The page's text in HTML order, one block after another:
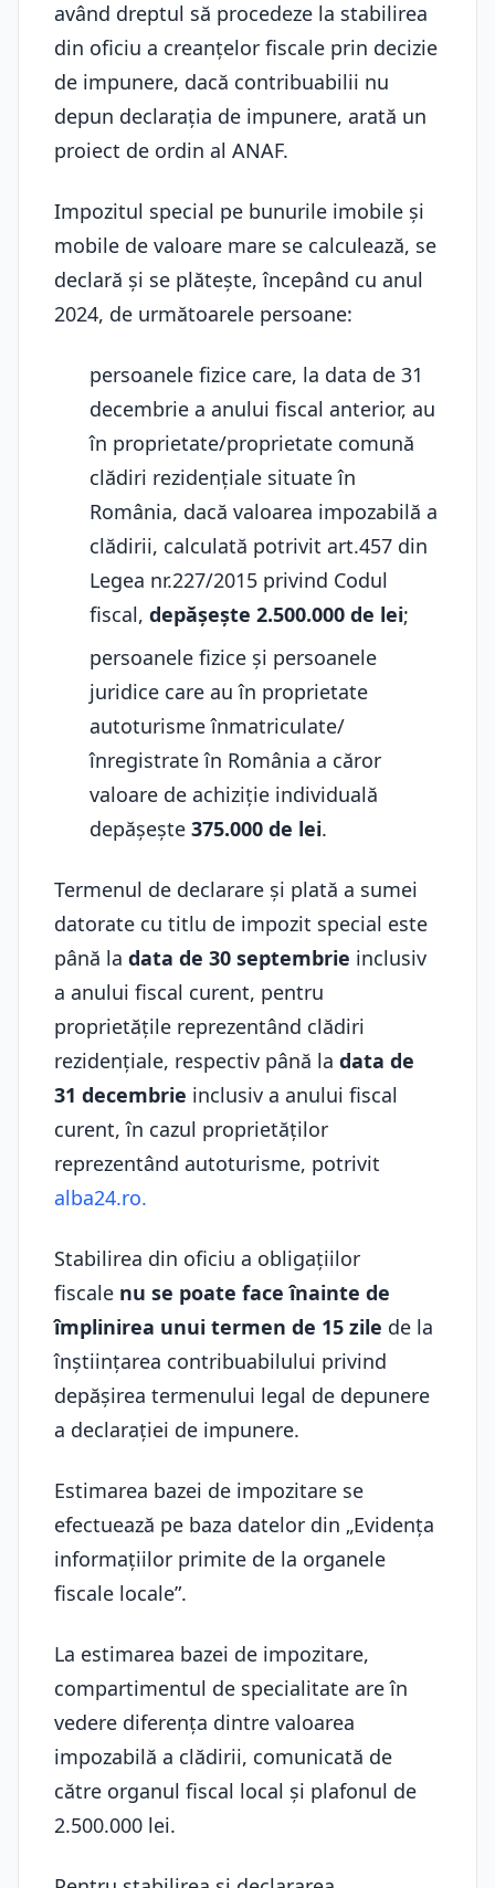
având dreptul să procedeze la stabilirea
din oficiu a creanțelor fiscale prin decizie
de impunere, dacă contribuabilii nu
depun declarația de impunere, arată un
proiect de ordin al ANAF.
Impozitul special pe bunurile imobile și
mobile de valoare mare se calculează, se
declară și se plătește, începând cu anul
2024, de următoarele persoane:
persoanele fizice care, la data de 31
decembrie a anului fiscal anterior, au
în proprietate/proprietate comună
clădiri rezidențiale situate în
România, dacă valoarea impozabilă a
clădirii, calculată potrivit art.457 din
Legea nr.227/2015 privind Codul
fiscal, depășește 2.500.000 de lei;
persoanele fizice și persoanele
juridice care au în proprietate
autoturisme înmatriculate/
înregistrate în România a căror
valoare de achiziție individuală
depășește 375.000 de lei.
Termenul de declarare și plată a sumei
datorate cu titlu de impozit special este
până la data de 30 septembrie inclusiv
a anului fiscal curent, pentru
proprietățile reprezentând clădiri
rezidențiale, respectiv până la data de
31 decembrie inclusiv a anului fiscal
curent, în cazul proprietăților
reprezentând autoturisme, potrivit
alba24.ro.
Stabilirea din oficiu a obligaţiilor
fiscale nu se poate face înainte de
împlinirea unui termen de 15 zile de la
înştiinţarea contribuabilului privind
depăşirea termenului legal de depunere
a declaraţiei de impunere.
Estimarea bazei de impozitare se
efectuează pe baza datelor din „Evidența
informațiilor primite de la organele
fiscale locale”.
La estimarea bazei de impozitare,
compartimentul de specialitate are în
vedere diferenţa dintre valoarea
impozabilă a clădirii, comunicată de
către organul fiscal local şi plafonul de
2.500.000 lei.